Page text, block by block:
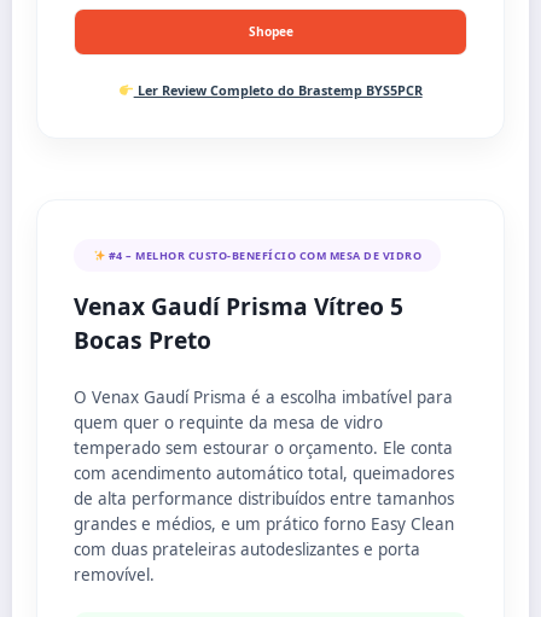
Shopee
Ler Review Completo do Brastemp BYS5PCR
#4 – MELHOR CUSTO-BENEFÍCIO COM MESA DE VIDRO
Venax Gaudí Prisma Vítreo 5
Bocas Preto
O Venax Gaudí Prisma é a escolha imbatível para
quem quer o requinte da mesa de vidro
temperado sem estourar o orçamento. Ele conta
com acendimento automático total, queimadores
de alta performance distribuídos entre tamanhos
grandes e médios, e um prático forno Easy Clean
com duas prateleiras autodeslizantes e porta
removível.